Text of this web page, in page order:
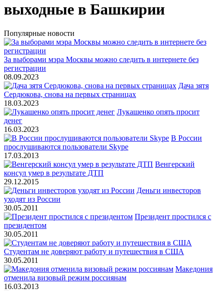
выходные в Башкирии
Популярные новости
За выборами мэра Москвы можно следить в интернете без
регистрации
08.09.2023
Дача зятя
Сердюкова, снова на первых страницах
18.03.2023
Лукашенко опять просит
денег
16.03.2023
В России
прослушиваются пользователи Skype
17.03.2013
Венгерский
консул умер в результате ДТП
29.12.2015
Деньги инвесторов
уходят из России
30.05.2011
Президент простился с
президентом
30.05.2011
Студентам не доверяют работу и путешествия в США
30.05.2011
Македония
отменила визовый режим россиянам
16.03.2013